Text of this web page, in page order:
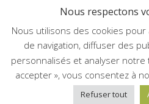
La vitamine A
La vitamine A est
votre système
la régulation du
immunitaires et
muqueuses de votre
vitamine principalement
Nous respectons
Nous utilisons des cookies
de navigation, diffuser des
personnalisés et analyser notre
accepter », vous consentez à
Refuser tout